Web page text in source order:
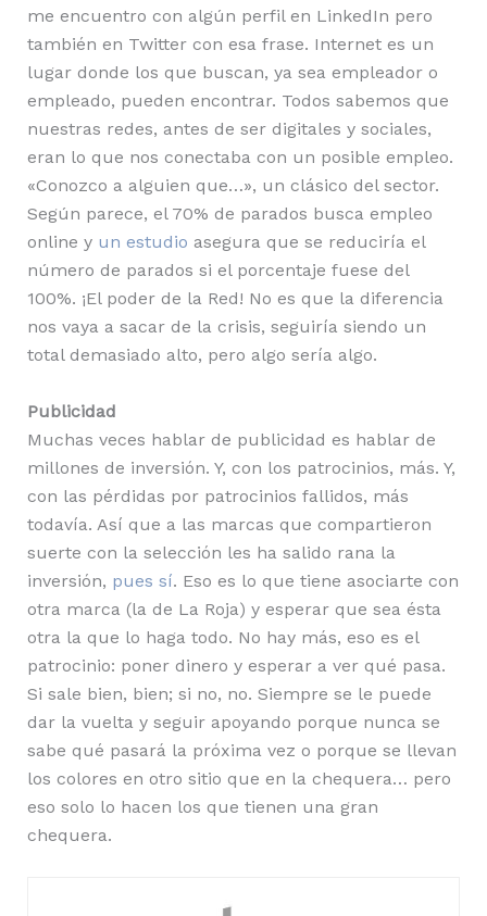
me encuentro con algún perfil en LinkedIn pero
también en Twitter con esa frase. Internet es un
lugar donde los que buscan, ya sea empleador o
empleado, pueden encontrar. Todos sabemos que
nuestras redes, antes de ser digitales y sociales,
eran lo que nos conectaba con un posible empleo.
«Conozco a alguien que…», un clásico del sector.
Según parece, el 70% de parados busca empleo
online y un estudio asegura que se reduciría el
número de parados si el porcentaje fuese del
100%. ¡El poder de la Red! No es que la diferencia
nos vaya a sacar de la crisis, seguiría siendo un
total demasiado alto, pero algo sería algo.
Publicidad
Muchas veces hablar de publicidad es hablar de
millones de inversión. Y, con los patrocinios, más. Y,
con las pérdidas por patrocinios fallidos, más
todavía. Así que a las marcas que compartieron
suerte con la selección les ha salido rana la
inversión, pues sí. Eso es lo que tiene asociarte con
otra marca (la de La Roja) y esperar que sea ésta
otra la que lo haga todo. No hay más, eso es el
patrocinio: poner dinero y esperar a ver qué pasa.
Si sale bien, bien; si no, no. Siempre se le puede
dar la vuelta y seguir apoyando porque nunca se
sabe qué pasará la próxima vez o porque se llevan
los colores en otro sitio que en la chequera… pero
eso solo lo hacen los que tienen una gran
chequera.